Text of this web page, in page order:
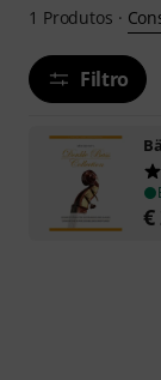
1 Produtos ·
Filtro
€